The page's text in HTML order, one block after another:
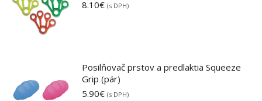
8.10€ (s DPH)
Posilňovač prstov a predlaktia Squeeze
Grip (pár)
5.90€ (s DPH)